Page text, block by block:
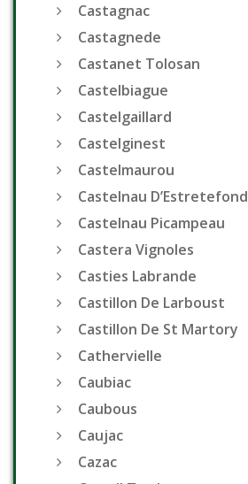
Castagnac
Castagnede
Castanet Tolosan
Castelbiague
Castelgaillard
Castelginest
Castelmaurou
Castelnau
Castelnau Picampeau
Castera Vignoles
Casties Labrande
Castillon De Larboust
Castillon De St Martory
Cathervielle
Caubiac
Caubous
Caujac
Cazac